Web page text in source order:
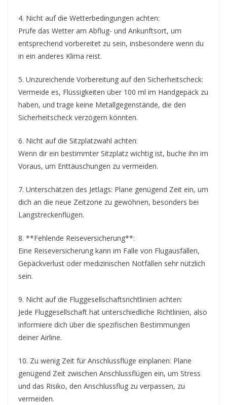
4. Nicht auf die Wetterbedingungen achten:
Prüfe das Wetter am Abflug- und Ankunftsort, um
entsprechend vorbereitet zu sein, insbesondere wenn du
in ein anderes Klima reist.
5. Unzureichende Vorbereitung auf den Sicherheitscheck:
Vermeide es, Flüssigkeiten über 100 ml im Handgepäck zu
haben, und trage keine Metallgegenstände, die den
Sicherheitscheck verzögern könnten.
6. Nicht auf die Sitzplatzwahl achten:
Wenn dir ein bestimmter Sitzplatz wichtig ist, buche ihn im
Voraus, um Enttäuschungen zu vermeiden.
7. Unterschätzen des Jetlags: Plane genügend Zeit ein, um
dich an die neue Zeitzone zu gewöhnen, besonders bei
Langstreckenflügen.
8. **Fehlende Reiseversicherung**:
Eine Reiseversicherung kann im Falle von Flugausfällen,
Gepäckverlust oder medizinischen Notfällen sehr nützlich
sein.
9. Nicht auf die Fluggesellschaftsrichtlinien achten:
Jede Fluggesellschaft hat unterschiedliche Richtlinien, also
informiere dich über die spezifischen Bestimmungen
deiner Airline.
10. Zu wenig Zeit für Anschlussflüge einplanen: Plane
genügend Zeit zwischen Anschlussflügen ein, um Stress
und das Risiko, den Anschlussflug zu verpassen, zu
vermeiden.